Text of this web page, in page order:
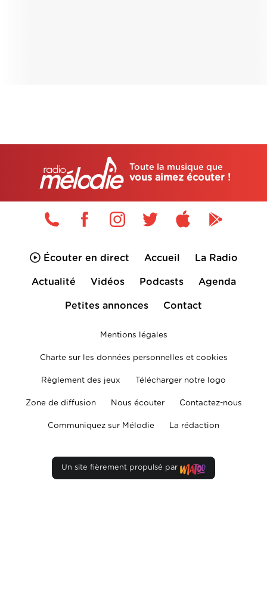
Toute la musique que
vous aimez écouter !
Écouter en direct Accueil La Radio
Actualité Vidéos Podcasts Agenda
Petites annonces Contact
Mentions légales
Charte sur les données personnelles et cookies
Règlement des jeux Télécharger notre logo
Zone de diffusion Nous écouter Contactez-nous
Communiquez sur Mélodie La rédaction
Un site fièrement propulsé par